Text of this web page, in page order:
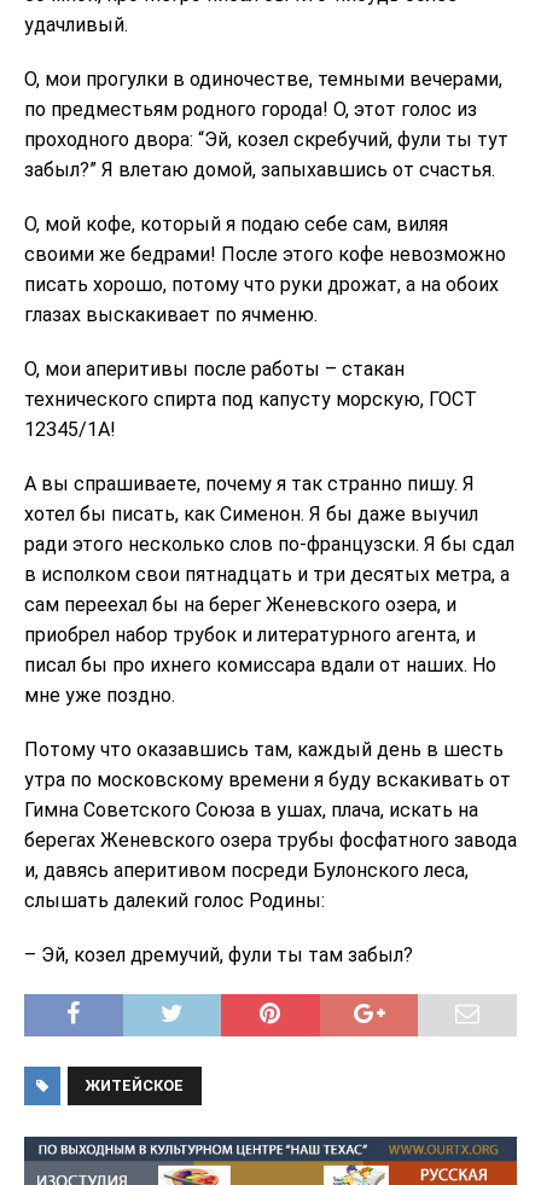
удачливый.
О, мои прогулки в одиночестве, темными вечерами,
по предместьям родного города! О, этот голос из
проходного двора: “Эй, козел скребучий, фули ты тут
забыл?” Я влетаю домой, запыхавшись от счастья.
О, мой кофе, который я подаю себе сам, виляя
своими же бедрами! После этого кофе невозможно
писать хорошо, потому что руки дрожат, а на обоих
глазах выскакивает по ячменю.
О, мои аперитивы после работы – стакан
технического спирта под капусту морскую, ГОСТ
12345/1А!
А вы спрашиваете, почему я так странно пишу. Я
хотел бы писать, как Сименон. Я бы даже выучил
ради этого несколько слов по-французски. Я бы сдал
в исполком свои пятнадцать и три десятых метра, а
сам переехал бы на берег Женевского озера, и
приобрел набор трубок и литературного агента, и
писал бы про ихнего комиссара вдали от наших. Но
мне уже поздно.
Потому что оказавшись там, каждый день в шесть
утра по московскому времени я буду вскакивать от
Гимна Советского Союза в ушах, плача, искать на
берегах Женевского озера трубы фосфатного завода
и, давясь аперитивом посреди Булонского леса,
слышать далекий голос Родины:
– Эй, козел дремучий, фули ты там забыл?
ЖИТЕЙСКОЕ